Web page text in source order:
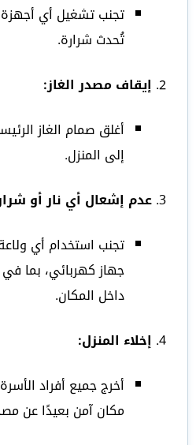
تجنب تشغيل أي أجهزة
تُحدث شرارة.
إيقاف مصدر الغاز:
أغلق صمام الغاز
إلى المنزل.
عدم إشعال أي نار أو
تجنب استخدام أي
جهاز كهربائي، بما
داخل المكان.
إخلاء المنزل:
أخرج جميع أفراد
مكان آمن بعيدًا عن